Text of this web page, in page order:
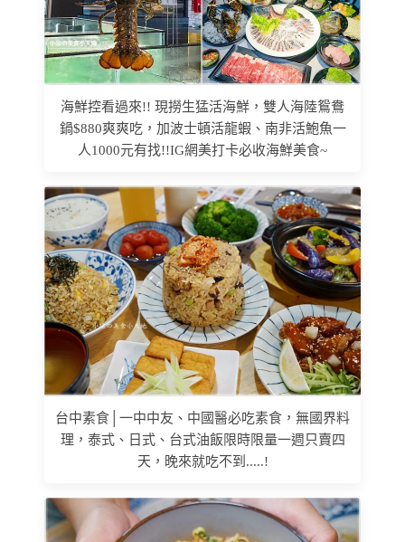
海鮮控看過來!! 現撈生猛活海鮮，雙人海陸鴛鴦
鍋$880爽爽吃，加波士頓活龍蝦、南非活鮑魚一
人1000元有找!!IG網美打卡必收海鮮美食~
台中素食│一中中友、中國醫必吃素食，無國界料
理，泰式、日式、台式油飯限時限量一週只賣四
天，晚來就吃不到.....!